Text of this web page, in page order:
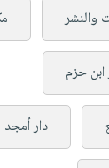
والنشر
ابن حزم
دار أمجد